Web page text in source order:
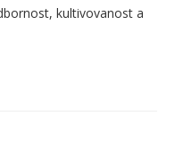
kultivovanost a